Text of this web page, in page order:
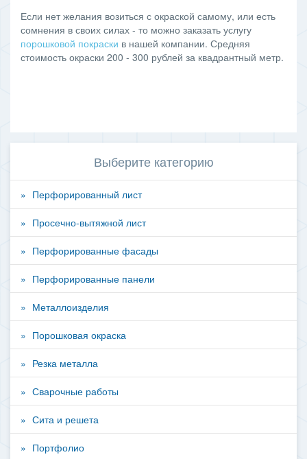
Если нет желания возиться с окраской самому, или есть
сомнения в своих силах - то можно заказать услугу
порошковой покраски в нашей компании. Средняя
стоимость окраски 200 - 300 рублей за квадрантный метр.
Выберите категорию
Перфорированный лист
Просечно-вытяжной лист
Перфорированные фасады
Перфорированные панели
Металлоизделия
Порошковая окраска
Резка металла
Сварочные работы
Сита и решета
Портфолио